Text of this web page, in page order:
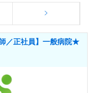
／正社員】一般病院★